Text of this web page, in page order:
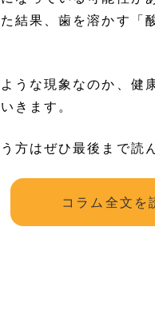
結果、歯を溶かす
うな現象なのか、健
きます。
方はぜひ最後まで読
コラム全文を